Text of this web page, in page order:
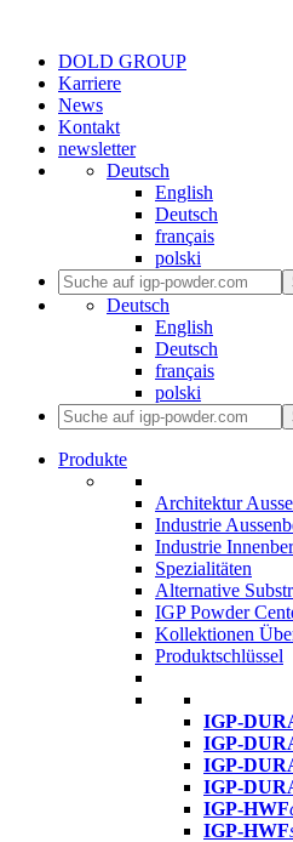
DOLD GROUP
Karriere
News
Kontakt
newsletter
Deutsch
English
Deutsch
français
polski
Deutsch
English
Deutsch
français
polski
Produkte
Architektur
Industrie
Industrie
Spezialitäten
Alternative
IGP Powder
Kollektionen
Produktschlüssel
IGP-
IGP-
IGP-
IGP-
IGP-HWF
IGP-HWF